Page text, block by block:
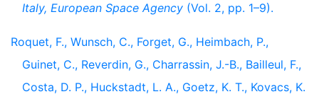
Italy, European Space Agency (Vol. 2, pp. 1–9).
Roquet, F., Wunsch, C., Forget, G., Heimbach, P.,
Guinet, C., Reverdin, G., Charrassin, J.-B., Bailleul, F.,
Costa, D. P., Huckstadt, L. A., Goetz, K. T., Kovacs, K.